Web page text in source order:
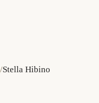
Stella Hibino